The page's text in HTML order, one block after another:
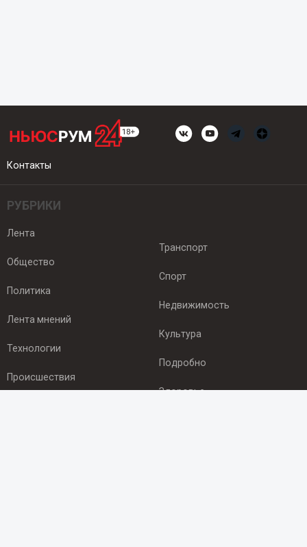
Контакты
РУБРИКИ
Лента
Общество
Политика
Лента мнений
Технологии
Происшествия
Транспорт
Спорт
Недвижимость
Культура
Подробно
Здоровье